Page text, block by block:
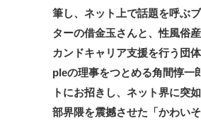
筆し、ネット上で話題を呼ぶ
ターの借金玉さんと、性風俗
カンドキャリア支援を行う団
pleの理事をつとめる角間惇一
トにお招きし、ネット界に突
部界隈を震撼させた「かわい